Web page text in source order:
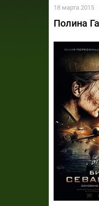
18 марта 2015
Полина